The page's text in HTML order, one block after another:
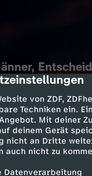
von ZDF,
Techniken ein.
Mit deiner
deinem Gerät
nicht an Dritte
auch nicht zu
ZDF
und Bronze im
der
(ARD)